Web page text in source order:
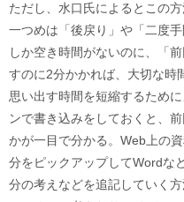
ただし、水口氏によるとこの
一つめは「後戻り」や「二度
しか空き時間がないのに、「
すのに2分かかれば、大切な時
思い出す時間を短縮するため
ンで書き込みをしておくと、
かが一目で分かる。Web上の
分をピックアップしてWordな
分の考えなどを追記していく方